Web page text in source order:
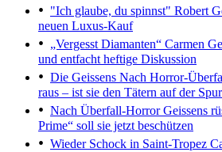
"Ich glaube, du spinnst" Robert
neuen Luxus-Kauf
„Vergesst Diamanten“ Carmen
und entfacht heftige Diskussion
Die Geissens Nach Horror-
raus – ist sie den Tätern auf der
Nach Überfall-HorrorGeissens
Prime“ soll sie jetzt beschützen
Wieder Schock in Saint-Tropez